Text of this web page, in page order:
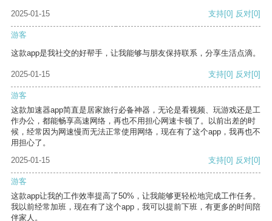
2025-01-15
支持[0] 反对[0]
游客
这款app是我社交的好帮手，让我能够与朋友保持联系，分享生活点滴。
2025-01-15 支持[0] 反对[0]
游客
这款加速器app简直是居家旅行必备神器，无论是看视频、玩游戏还是工
作办公，都能畅享高速网络，再也不用担心网速卡顿了。以前出差的时
候，经常因为网速慢而无法正常使用网络，现在有了这个app，我再也不
用担心了。
2025-01-15
支持[0] 反对[0]
游客
这款app让我的工作效率提高了50%，让我能够更轻松地完成工作任务。
我以前经常加班，现在有了这个app，我可以提前下班，有更多的时间陪
伴家人。